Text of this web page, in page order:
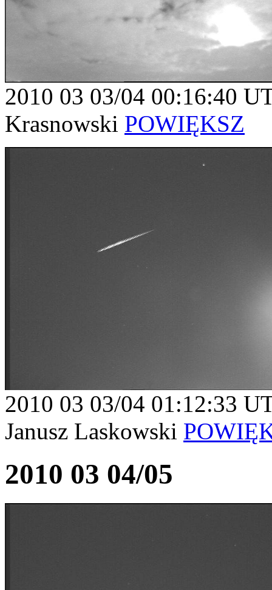
2010 03 03/04 00:16:40
Krasnowski POWIĘKSZ
2010 03 03/04 01:12:33
Janusz Laskowski
2010 03 04/05